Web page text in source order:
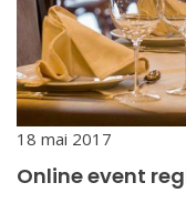
18 mai 2017
Online event